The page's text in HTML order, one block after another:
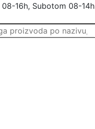
08-16h, Subotom 08-14h